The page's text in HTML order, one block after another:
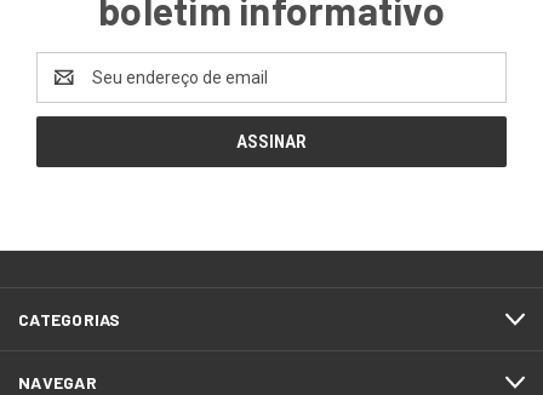
boletim informativo
Endereço
de
email
CATEGORIAS
NAVEGAR